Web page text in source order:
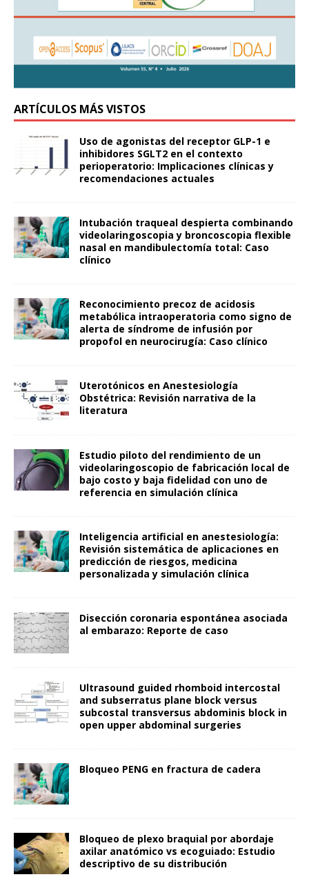
ARTÍCULOS MÁS VISTOS
Uso de agonistas del receptor GLP-1 e
inhibidores SGLT2 en el contexto
perioperatorio: Implicaciones clínicas y
recomendaciones actuales
Intubación traqueal despierta combinando
videolaringoscopia y broncoscopia flexible
nasal en mandibulectomía total: Caso
clínico
Reconocimiento precoz de acidosis
metabólica intraoperatoria como signo de
alerta de síndrome de infusión por
propofol en neurocirugía: Caso clínico
Uterotónicos en Anestesiología
Obstétrica: Revisión narrativa de la
literatura
Estudio piloto del rendimiento de un
videolaringoscopio de fabricación local de
bajo costo y baja fidelidad con uno de
referencia en simulación clínica
Inteligencia artificial en anestesiología:
Revisión sistemática de aplicaciones en
predicción de riesgos, medicina
personalizada y simulación clínica
Disección coronaria espontánea asociada
al embarazo: Reporte de caso
Ultrasound guided rhomboid intercostal
and subserratus plane block versus
subcostal transversus abdominis block in
open upper abdominal surgeries
Bloqueo PENG en fractura de cadera
Bloqueo de plexo braquial por abordaje
axilar anatómico vs ecoguiado: Estudio
descriptivo de su distribución